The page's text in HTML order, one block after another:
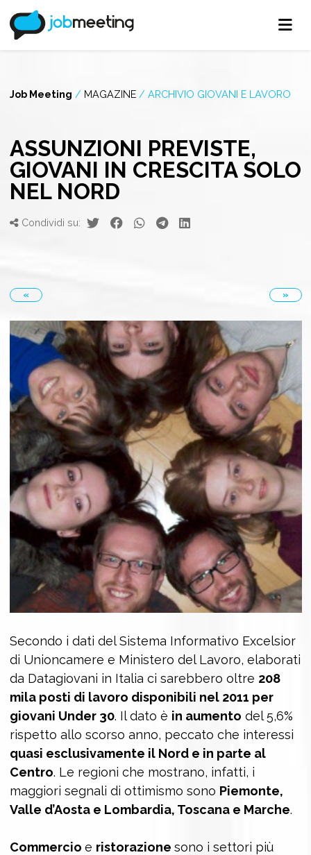
Job Meeting / MAGAZINE / ARCHIVIO GIOVANI E LAVORO
ASSUNZIONI PREVISTE,
GIOVANI IN CRESCITA SOLO
NEL NORD
Condividi su:
« »
Secondo i dati del Sistema Informativo Excelsior
di Unioncamere e Ministero del Lavoro, elaborati
da Datagiovani in Italia ci sarebbero oltre 208
mila posti di lavoro disponibili nel 2011 per
giovani Under 30. Il dato è in aumento del 5,6%
rispetto allo scorso anno, peccato che interessi
quasi esclusivamente il Nord e in parte al
Centro. Le regioni che mostrano, infatti, i
maggiori segnali di ottimismo sono Piemonte,
Valle d’Aosta e Lombardia, Toscana e Marche.
Commercio e ristorazione sono i settori più